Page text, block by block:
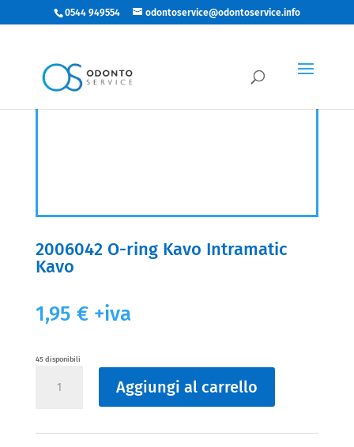
0544 949554 odontoservice@odontoservice.info
2006042 O-ring Kavo Intramatic
Kavo
1,95 € +iva
45 disponibili
Aggiungi al carrello